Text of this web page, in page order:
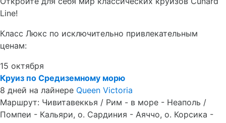
Line!
Класс Люкс по исключительно привлекательным
ценам:
15 октября
Круиз по Средиземному морю
8 дней на лайнере Queen Victoria
Маршрут: Чивитавеккья / Рим - в море - Неаполь /
Помпеи - Кальяри, о. Сардиния - Аяччо, о. Корсика -